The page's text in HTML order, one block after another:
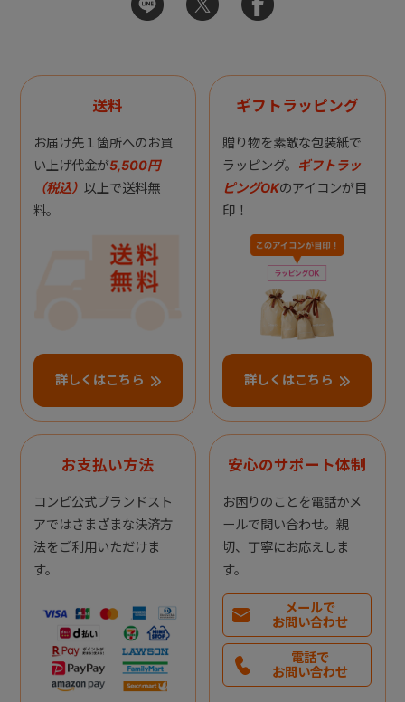
送料
お届け先１箇所へのお買
い上げ代金が5,500円
（税込） 以上で送料無
料。
詳しくはこちら
ギフトラッピング
贈り物を素敵な包装紙で
ラッピング。 ギフトラッ
ピングOKのアイコンが目
印！
詳しくはこちら
お支払い方法
コンビ公式ブランドスト
アではさまざまな決済方
法をご利用いただけま
す。
安心のサポート体制
お困りのことを電話かメ
ールで問い合わせ。親
切、丁寧にお応えしま
す。
メールで
お問い合わせ
電話で
お問い合わせ